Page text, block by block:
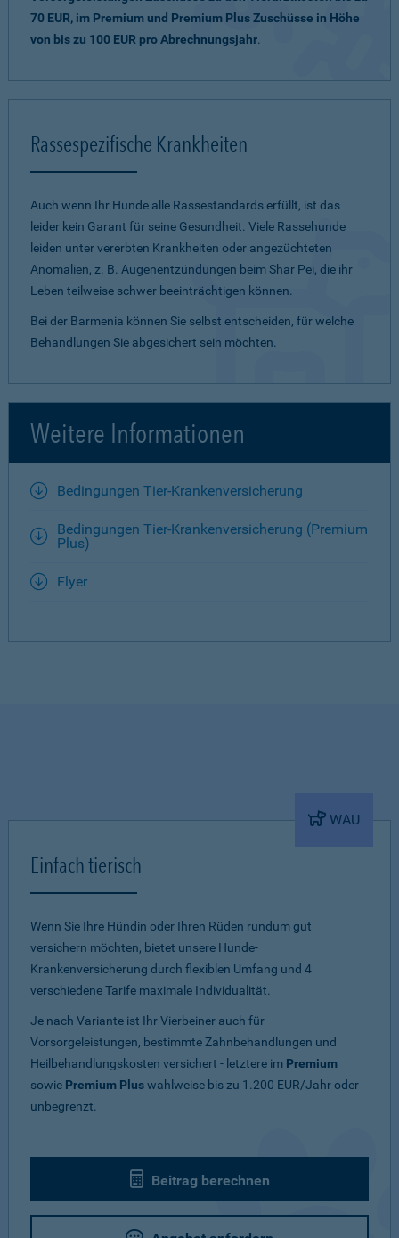
70 EUR, im Premium und Premium Plus Zuschüsse in Höhe
von bis zu 100 EUR pro Abrechnungsjahr.
Rassespezifische Krankheiten
Auch wenn Ihr Hunde alle Rassestandards erfüllt, ist das
leider kein Garant für seine Gesundheit. Viele Rassehunde
leiden unter vererbten Krankheiten oder angezüchteten
Anomalien, z. B. Augenentzündungen beim Shar Pei, die ihr
Leben teilweise schwer beeinträchtigen können.
Bei der Barmenia können Sie selbst entscheiden, für welche
Behandlungen Sie abgesichert sein möchten.
Weitere Informationen
Bedingungen Tier-Krankenversicherung
Bedingungen Tier-Krankenversicherung (Premium
Plus)
Flyer
WAU
Einfach tierisch
Wenn Sie Ihre Hündin oder Ihren Rüden rundum gut
versichern möchten, bietet unsere Hunde-
Krankenversicherung durch flexiblen Umfang und 4
verschiedene Tarife maximale Individualität.
Je nach Variante ist Ihr Vierbeiner auch für
Vorsorgeleistungen, bestimmte Zahnbehandlungen und
Heilbehandlungskosten versichert - letztere im Premium
sowie Premium Pluswahlweise bis zu 1.200 EUR/Jahr oder
unbegrenzt.
Beitrag berechnen